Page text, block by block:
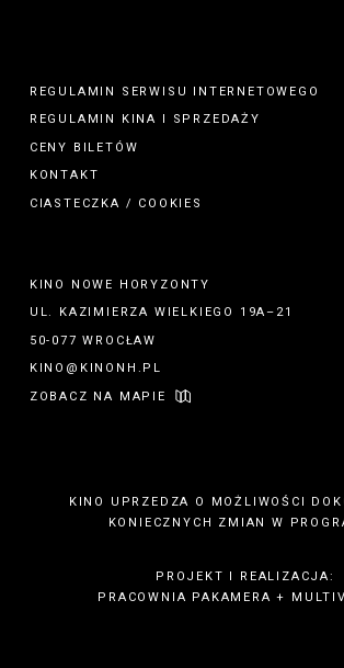
REGULAMIN SERWISU INTERNETOWEGO
REGULAMIN
KINA
SPRZEDAŻY
CENY BILETÓW
KONTAKT
CIASTECZKA / COOKIES
KINO NOWE HORYZONTY
UL. KAZIMIERZA WIELKIEGO 19A–21
50-077 WROCŁAW
KINO@KINONH.PL
ZOBACZ NA MAPIE
KINO UPRZEDZA O MOŻLIWOŚCI
KONIECZNYCH ZMIAN W
PROJEKT I REALIZACJA:
PRACOWNIA PAKAMERA +